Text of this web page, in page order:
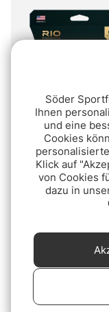
Rio Elite
Body F/S3/S5
Söder
Ihnen
und eine
Cookies
Klick auf
von Cookies
dazu in